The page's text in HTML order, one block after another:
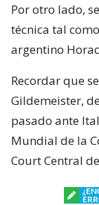
Por otro lado,
técnica tal
argentino
Recordar que
Gildemeister,
pasado ante
Mundial de la
Court Central